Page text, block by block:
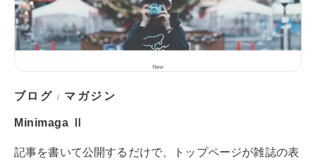
ブログ / マガジン
Minimaga Ⅱ
記事を書いて公開するだけで、トップページが雑誌の表